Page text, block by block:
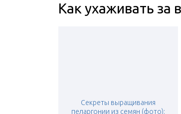
Как ухаживать за
Секреты выращивания
пеларгонии из семян (фото):